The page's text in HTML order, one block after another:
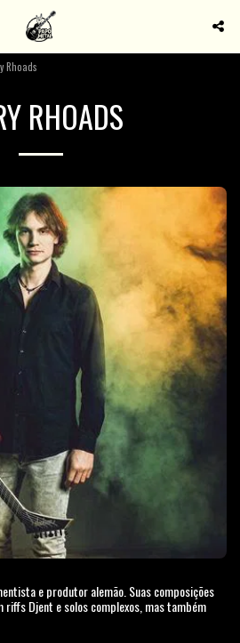
Rhoads
RHOADS
e produtor alemão. Suas composições
riffs Djent e solos complexos, mas também